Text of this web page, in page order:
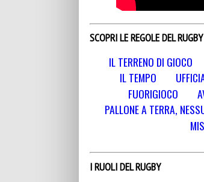
SCOPRI LE REGOLE DEL RUGBY
IL TERRENO DI GIOCO
IL TEMPO
FUORIGIOCO
PALLONE A TERRA,
I RUOLI DEL RUGBY